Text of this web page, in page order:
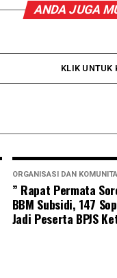
ANDA JUGA
KLIK UNTUK
ORGANISASI DAN
” Rapat Permata
BBM Subsidi, 147
Jadi Peserta BPJS